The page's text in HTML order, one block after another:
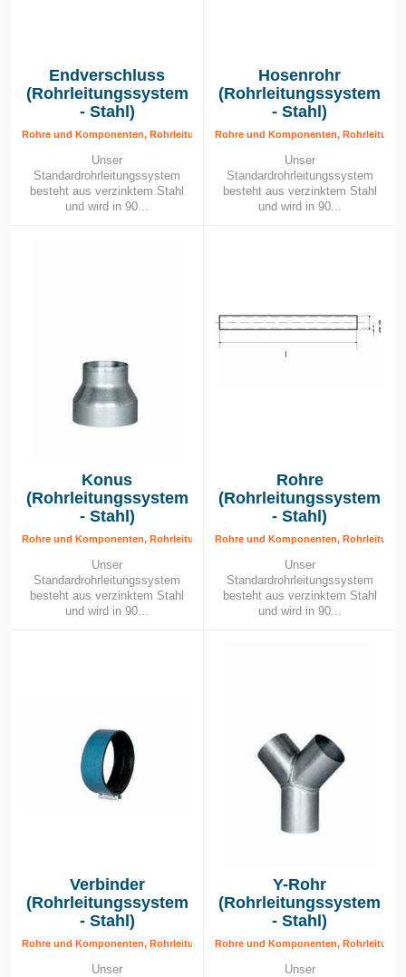
Endverschluss
(Rohrleitungssystem
- Stahl)
Rohre und Komponenten, Rohrleitungssystem – Stahl, Rohrleitungssytem
Unser
Standardrohrleitungssystem
besteht aus verzinktem Stahl
und wird in 90...
Hosenrohr
(Rohrleitungssystem
- Stahl)
Rohre und Komponenten,
Unser
Standardrohrleitungssystem
besteht aus verzinktem Stahl
und wird in 90...
Konus
(Rohrleitungssystem
- Stahl)
Rohre und Komponenten, Rohrleitungssystem – Stahl, Rohrleitungssytem
Unser
Standardrohrleitungssystem
besteht aus verzinktem Stahl
und wird in 90...
Rohre
(Rohrleitungssystem
- Stahl)
Rohre und Komponenten,
Unser
Standardrohrleitungssystem
besteht aus verzinktem Stahl
und wird in 90...
Verbinder
(Rohrleitungssystem
- Stahl)
Rohre und Komponenten, Rohrleitungssystem – Stahl, Rohrleitungssytem
Unser
Y-Rohr
(Rohrleitungssystem
- Stahl)
Rohre und Komponenten,
Unser